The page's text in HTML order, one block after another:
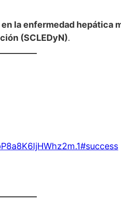
la enfermedad hepática
(SCLEDyN).